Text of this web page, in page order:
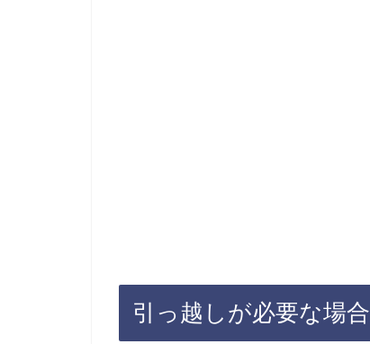
引っ越しが必要な場合